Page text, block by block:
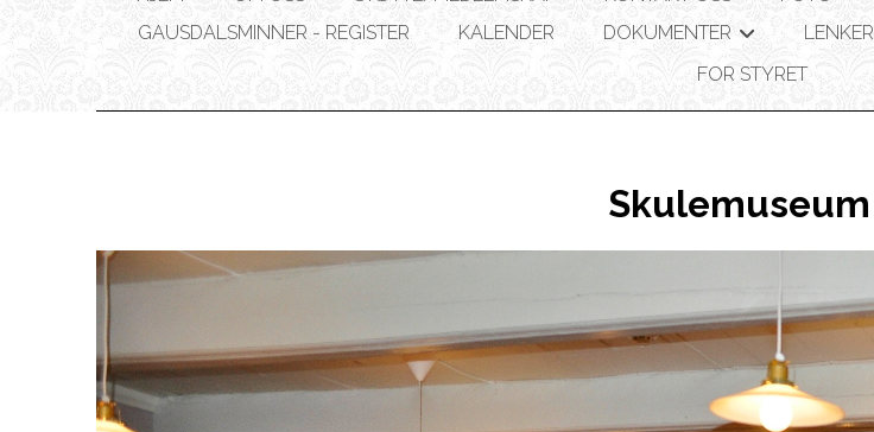
GAUSDALSMINNER - REGISTER
KALENDER DOKUMENTER LENKER
FOR STYRET
Skulemuseum